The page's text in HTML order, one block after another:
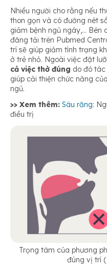
Nhiều người cho rằng nếu
thon gọn và có đường nét
giảm bệnh ngủ ngáy,… Bên
đăng tải trên Pubmed
trí sẽ giúp giảm tình trạng
ở trẻ nhỏ. Ngoài việc đặt
cả việc thở đúng do đó
giúp cải thiện chức năng
ngủ.
>> Xem thêm: Sâu răng:
điều trị
Trọng tâm của phương
đúng vị trí